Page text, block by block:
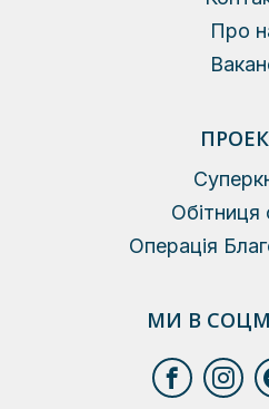
Про
Обітниця
Операція
МИ В